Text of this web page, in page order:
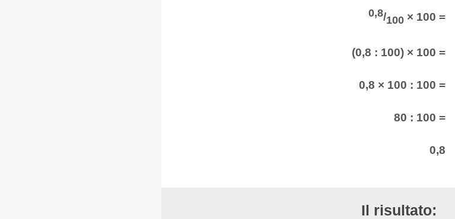
0,8/100 × 100 =
(0,8 : 100) × 100 =
0,8 × 100 : 100 =
80 : 100 =
0,8
Il risultato: